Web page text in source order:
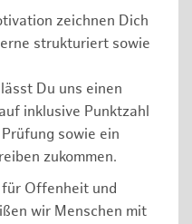
zeichnen Dich
strukturiert sowie
Du uns einen
inklusive Punktzahl
sowie ein
zukommen.
Offenheit und
wir Menschen mit